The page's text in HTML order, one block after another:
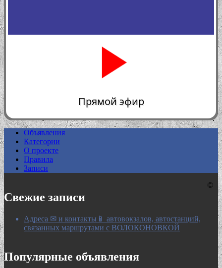
0:00
Прямой эфир
Объявления
Категории
О проекте
Правила
Записи
Свежие записи
Адреса ✉ и контакты📱 автовокзалов, автостанций,
связанных маршрутами с ВОЛОКОНОВКОЙ
Популярные объявления
©